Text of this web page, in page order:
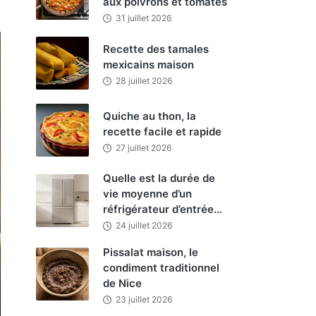
31 juillet 2026
Recette des tamales
mexicains maison
28 juillet 2026
Quiche au thon, la
recette facile et rapide
27 juillet 2026
Quelle est la durée de
vie moyenne d’un
réfrigérateur d’entrée…
24 juillet 2026
Pissalat maison, le
condiment traditionnel
de Nice
23 juillet 2026